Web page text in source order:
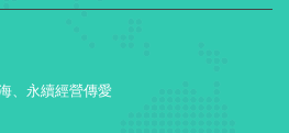
、永續經營傳愛